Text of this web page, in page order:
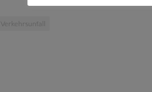
Verkehrsunfall